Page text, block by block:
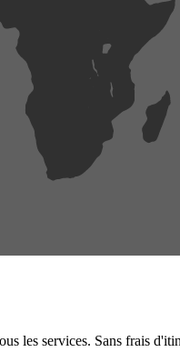
les services. Sans frais